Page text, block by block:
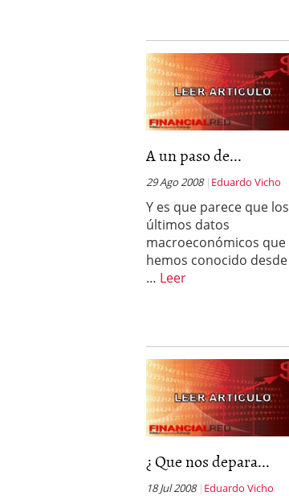
A un paso de...
29 Ago 2008 Eduardo Vicho
Y es que parece que los
últimos datos
macroeconómicos que
hemos conocido desde
… Leer
¿ Que nos depara...
18 Jul 2008 Eduardo Vicho